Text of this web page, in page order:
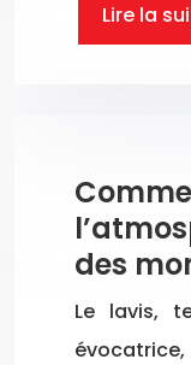
Lire la
des
Le lavis,